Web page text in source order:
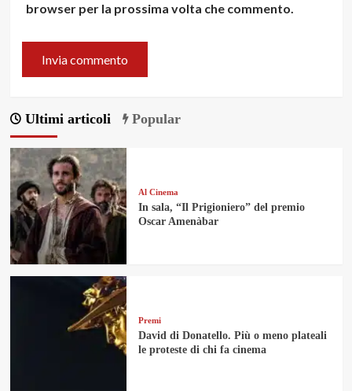
browser per la prossima volta che commento.
Ultimi articoli Popular
Al Cinema
In sala, “Il Prigioniero” del premio
Oscar Amenàbar
Premi
David di Donatello. Più o meno plateali
le proteste di chi fa cinema